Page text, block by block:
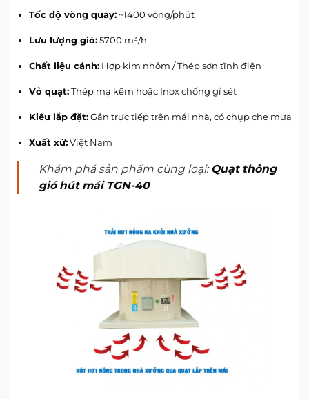
Tốc độ vòng quay:~1400 vòng/phút
Lưu lượng gió:5700 m³/h
Chất liệu cánh:Hợp kim nhôm / Thép sơn tĩnh điện
Vỏ quạt:Thép mạ kẽm hoặc Inox chống gỉ sét
Kiểu lắp đặt:Gắn trực tiếp trên mái nhà, có chụp che mưa
Xuất xứ:Việt Nam
Khám phá sản phẩm cùng loại:Quạt thông
gió hút mái TGN-40